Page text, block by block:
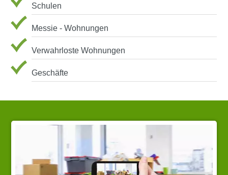
Schulen
Messie - Wohnungen
Verwahrloste Wohnungen
Geschäfte